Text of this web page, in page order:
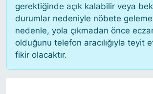
gerektiğinde açık kalabilir veya
durumlar nedeniyle nöbete
nedenle, yola çıkmadan önce
olduğunu telefon aracılığıyla teyit
fikir olacaktır.